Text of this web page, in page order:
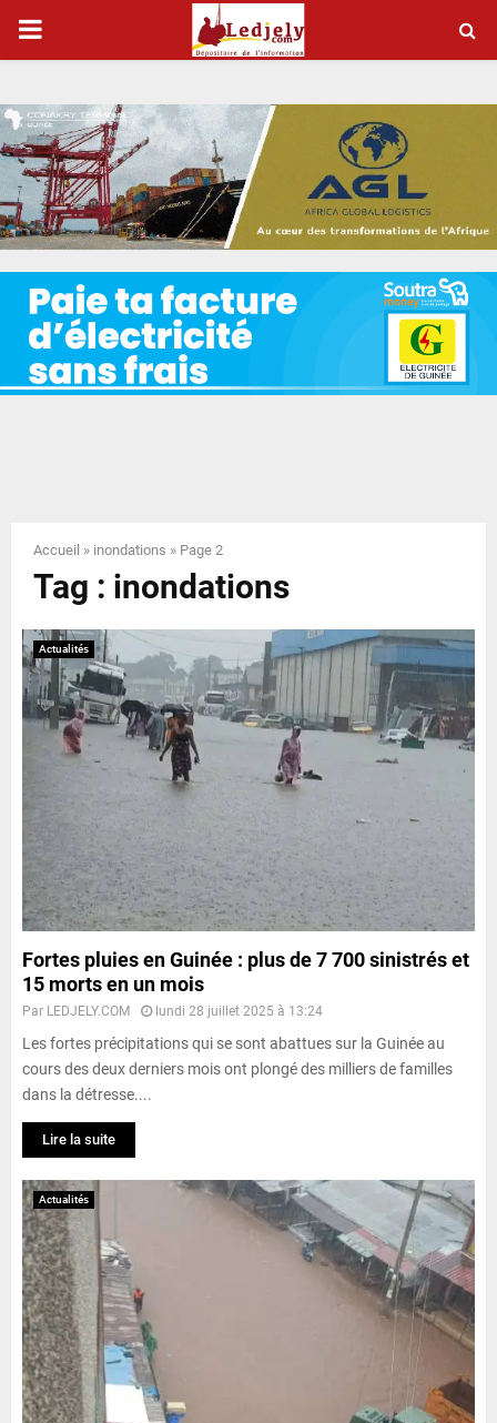
P
I
M
A
R
Y
N
U
Accueil » inondations » Page 2
Tag : inondations
Actualités
Fortes pluies en Guinée : plus de 7 700 sinistrés et
15 morts en un mois
Par LEDJELY.COM lundi 28 juillet 2025 à 13:24
Les fortes précipitations qui se sont abattues sur la Guinée au
cours des deux derniers mois ont plongé des milliers de familles
dans la détresse....
Lire la suite
Actualités